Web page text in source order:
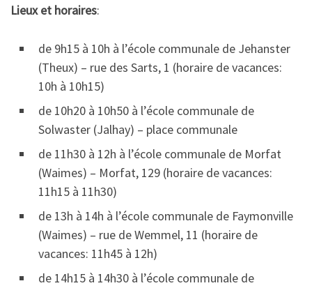
Lieux et horaires:
de 9h15 à 10h à l’école communale de Jehanster
(Theux) – rue des Sarts, 1 (horaire de vacances:
10h à 10h15)
de 10h20 à 10h50 à l’école communale de
Solwaster (Jalhay) – place communale
de 11h30 à 12h à l’école communale de Morfat
(Waimes) – Morfat, 129 (horaire de vacances:
11h15 à 11h30)
de 13h à 14h à l’école communale de Faymonville
(Waimes) – rue de Wemmel, 11 (horaire de
vacances: 11h45 à 12h)
de 14h15 à 14h30 à l’école communale de